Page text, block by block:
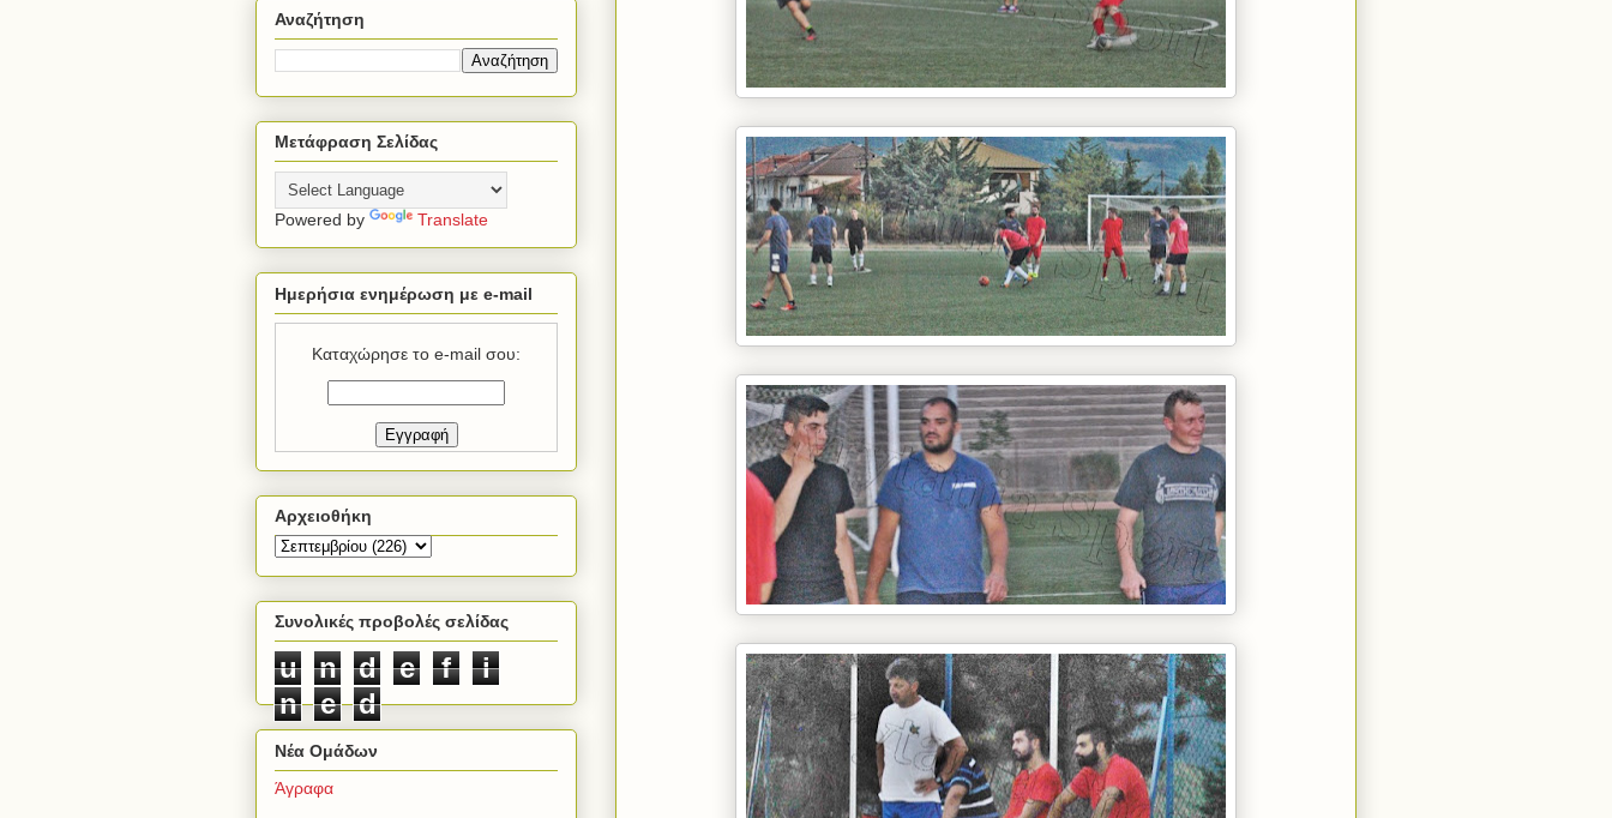
Αναζήτηση
Μετάφραση Σελίδας
Powered by Translate
Ημερήσια ενημέρωση με e-mail
Καταχώρησε το e-mail σου:
Αρχειοθήκη
Συνολικές προβολές σελίδας
u n d e f
i
n
e d
Νέα Ομάδων
Άγραφα